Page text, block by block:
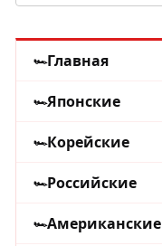
Главная
Японские
Корейские
Российские
Американские